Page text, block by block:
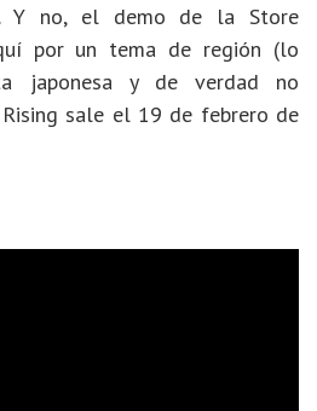
Y no, el demo de la Store
por un tema de región (lo
japonesa y de verdad no
sale el 19 de febrero de